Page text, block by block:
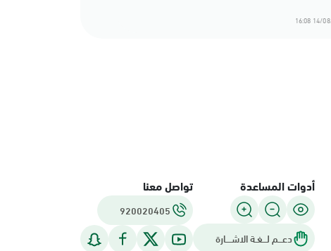
14/08/
أدوات المساعدة
دعـــم لـــغـة الاشــــارة
تواصل معنا
920020405